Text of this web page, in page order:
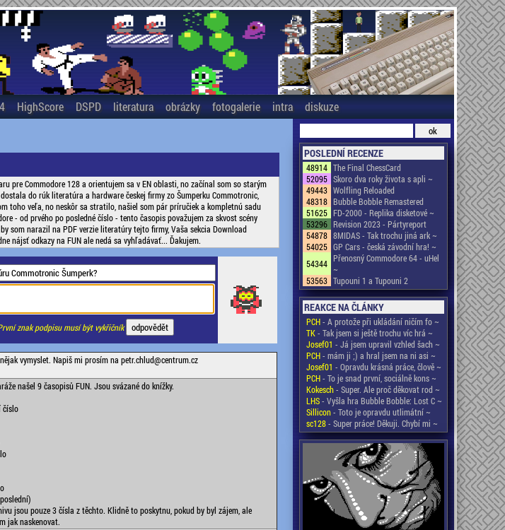
HighScore DSPD literatura obrázky fotogalerie intra diskuze
pre Commodore 128 a orientujem sa v EN oblasti, no začínal som so starým
do rúk literatúra a hardware českej firmy zo Šumperku Commotronic,
toho veľa, no neskôr sa stratilo, našiel som pár príručiek a kompletnú sadu
- od prvého po posledné číslo - tento časopis považujem za skvost scény
som narazil na PDF verzie literatúry tejto firmy, Vaša sekcia Download
nájsť odkazy na FUN ale nedá sa vyhľadávať... Ďakujem.
znak podpisu musí být vykřičník
vymyslet. Napiš mi prosím na petr.chlud@centrum.cz
našel 9 časopisů FUN. Jsou svázané do knížky.
číslo
jsou pouze 3 čísla z těchto. Klidně to poskytnu, pokud by byl zájem, ale
jak naskenovat.
POSLEDNÍ RECENZE
48914 The Final ChessCard
52095 Skoro dva roky života s apli ~
49443 Wolfling Reloaded
48318 Bubble Bobble Remastered
51625 FD-2000 - Replika disketové ~
53296 Revision 2023 - Pártyreport
54878 8MIDAS - Tak trochu jiná ark ~
54025 GP Cars - česká závodní hra! ~
54344 Přenosný Commodore 64 - uHel
~
53563 Tupouni 1 a Tupouni 2
REAKCE NA ČLÁNKY
PCH- A protože při ukládání ničím fo ~
TK- Tak jsem si ještě trochu víc hrá ~
Josef01 - Já jsem upravil vzhled šach ~
PCH- mám ji ;) a hral jsem na ni asi ~
Josef01 - Opravdu krásná práce, člově ~
PCH- To je snad první, sociálně kons ~
Kokesch- Super. Ale proč děkovat rod ~
LHS- Vyšla hra Bubble Bobble: Lost C ~
Sillicon- Toto je opravdu utlimátní ~
sc128- Super práce! Děkuji. Chybí mi ~